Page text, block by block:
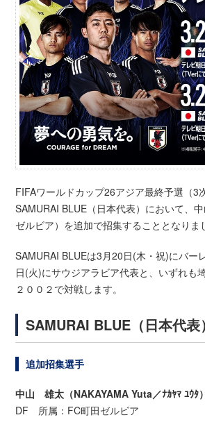
FIFAワールドカップ26アジア最終予選（3
SAMURAI BLUE（日本代表）において、
ゼルビア）を追加で招集することとなりま
SAMURAI BLUEは3月20日(木・祝)にバー
日(火)にサウジアラビア代表と、いずれも
２００２で対戦します。
SAMURAI BLUE（日本代表）
追加招集選手
中山 雄太（NAKAYAMA Yuta／ﾅｶﾔﾏ ﾕｳﾀ）
DF 所属：FC町田ゼルビア